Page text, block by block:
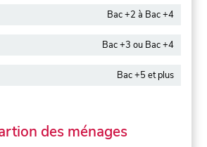
Bac +2 à Bac +4
Bac +3 ou Bac +4
Bac +5 et plus
des ménages